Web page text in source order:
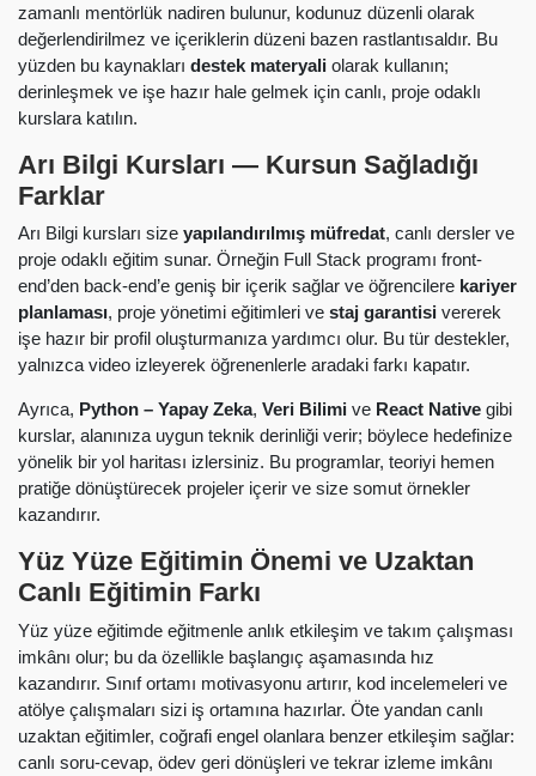
zamanlı mentörlük nadiren bulunur, kodunuz düzenli olarak
değerlendirilmez ve içeriklerin düzeni bazen rastlantısaldır. Bu
yüzden bu kaynakları destek materyali olarak kullanın;
derinleşmek ve işe hazır hale gelmek için canlı, proje odaklı
kurslara katılın.
Arı Bilgi Kursları — Kursun Sağladığı
Farklar
Arı Bilgi kursları size yapılandırılmış müfredat, canlı dersler ve
proje odaklı eğitim sunar. Örneğin Full Stack programı front-
end’den back-end’e geniş bir içerik sağlar ve öğrencilere kariyer
planlaması, proje yönetimi eğitimleri ve staj garantisi vererek
işe hazır bir profil oluşturmanıza yardımcı olur. Bu tür destekler,
yalnızca video izleyerek öğrenenlerle aradaki farkı kapatır.
Ayrıca, Python – Yapay Zeka, Veri Bilimi ve React Native gibi
kurslar, alanınıza uygun teknik derinliği verir; böylece hedefinize
yönelik bir yol haritası izlersiniz. Bu programlar, teoriyi hemen
pratiğe dönüştürecek projeler içerir ve size somut örnekler
kazandırır.
Yüz Yüze Eğitimin Önemi ve Uzaktan
Canlı Eğitimin Farkı
Yüz yüze eğitimde eğitmenle anlık etkileşim ve takım çalışması
imkânı olur; bu da özellikle başlangıç aşamasında hız
kazandırır. Sınıf ortamı motivasyonu artırır, kod incelemeleri ve
atölye çalışmaları sizi iş ortamına hazırlar. Öte yandan canlı
uzaktan eğitimler, coğrafi engel olanlara benzer etkileşim sağlar:
canlı soru-cevap, ödev geri dönüşleri ve tekrar izleme imkânı